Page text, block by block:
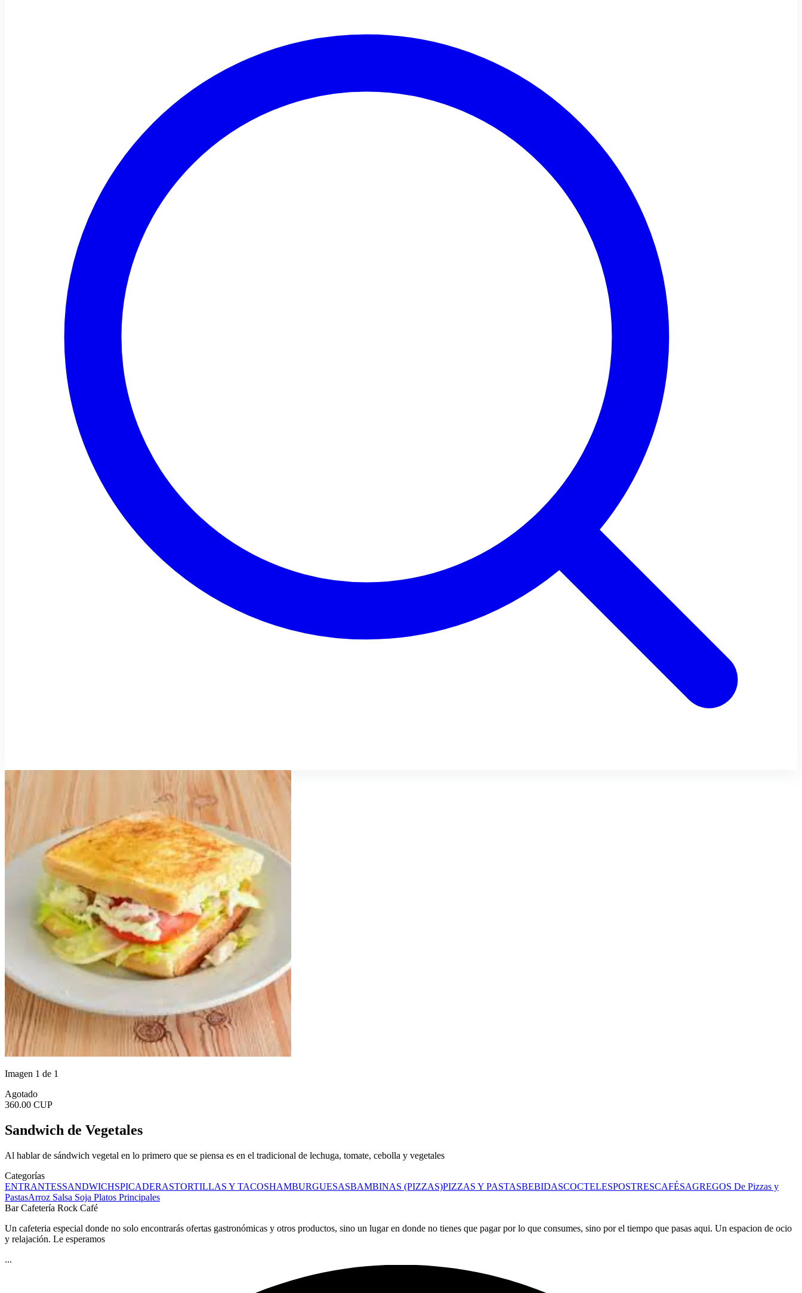
Imagen 1 de 1
Agotado
360.00 CUP
Sandwich de Vegetales
Al hablar de sándwich vegetal en lo primero que se piensa es en el tradicional de lechuga, tomate, cebolla y vegetales
Categorías
ENTRANTESSANDWICHSPICADERASTORTILLAS Y TACOSHAMBURGUESASBAMBINAS (PIZZAS)PIZZAS Y PASTASBEBIDASCOCTELESPOSTRESCAFÉSAGREGOS De Pizzas y
PastasArroz Salsa Soja Platos Principales
Bar Cafetería Rock Café
Un cafeteria especial donde no solo encontrarás ofertas gastronómicas y otros productos, sino un lugar en donde no tienes que pagar por lo que consumes, sino por el tiempo que pasas aqui. Un espacion de ocio
y relajación. Le esperamos
...